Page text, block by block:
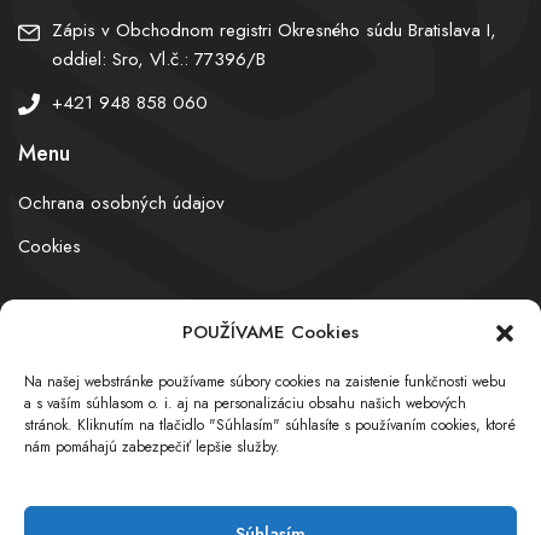
POUŽÍVAME Cookies
Na našej webstránke používame súbory cookies na zaistenie funkčnosti webu
a s vaším súhlasom o. i. aj na personalizáciu obsahu našich webových
stránok. Kliknutím na tlačidlo "Súhlasím" súhlasíte s používaním cookies, ktoré
nám pomáhajú zabezpečiť lepšie služby.
Zápis v Obchodnom registri Okresného súdu Bratislava I,
oddiel: Sro, Vl.č.: 77396/B
+421 948 858 060
Menu
Ochrana osobných údajov
Cookies